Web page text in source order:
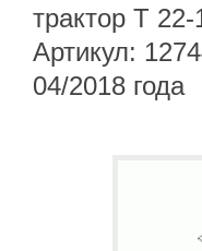
трактор T
Артикул:
04/2018 года